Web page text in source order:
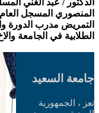
المنصوري المسجل
التمريض مدرب الدورة
الطلابية في الجامعة
جامعة السعيد
تعز ، الجمهورية